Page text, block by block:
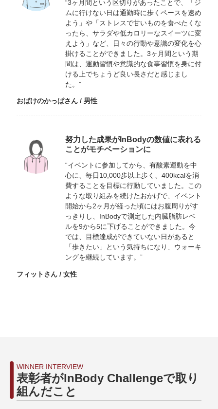
“3ヶ月間という区切りがあったことで、「ジ
ムに行けない日は通勤時に歩くペースを速め
よう」や「ストレスで甘いものを食べたくな
ったら、サラダや低カロリーなスイーツに変
えよう」など、日々の行動や意識の変化を心
掛けることができました。3ヶ月間という期
間は、運動習慣や意識的な食事習慣を身に付
ける上でちょうど良い長さだと感じまし
た。”
おばけのかっぱさん / 男性
努力した成果がInBodyの数値に表れる
ことがモチベーションに
“イベントに参加してから、有酸素運動を中
心に、毎日10,000歩以上歩く、400kcalを消
費することを目標に行動していました。この
ような取り組みを続けたおかげで、イベント
開始から2ヶ月が経った頃にはお腹周りがす
っきりし、InBodyで測定した内臓脂肪レベ
ルを9から5に下げることができました。今
では、目標達成ができていない日があると
「歩きたい」という気持ちになり、ウォーキ
ングを継続しています。”
フィットさん / 女性
WINNER INTERVIEW
表彰者がInBody Challengeで取り
組んだこと